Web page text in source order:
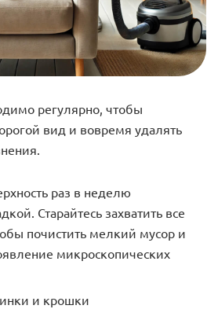
регулярно, чтобы
вид и вовремя удалять
раз в неделю
Старайтесь захватить все
почистить мелкий мусор и
микроскопических
и крошки